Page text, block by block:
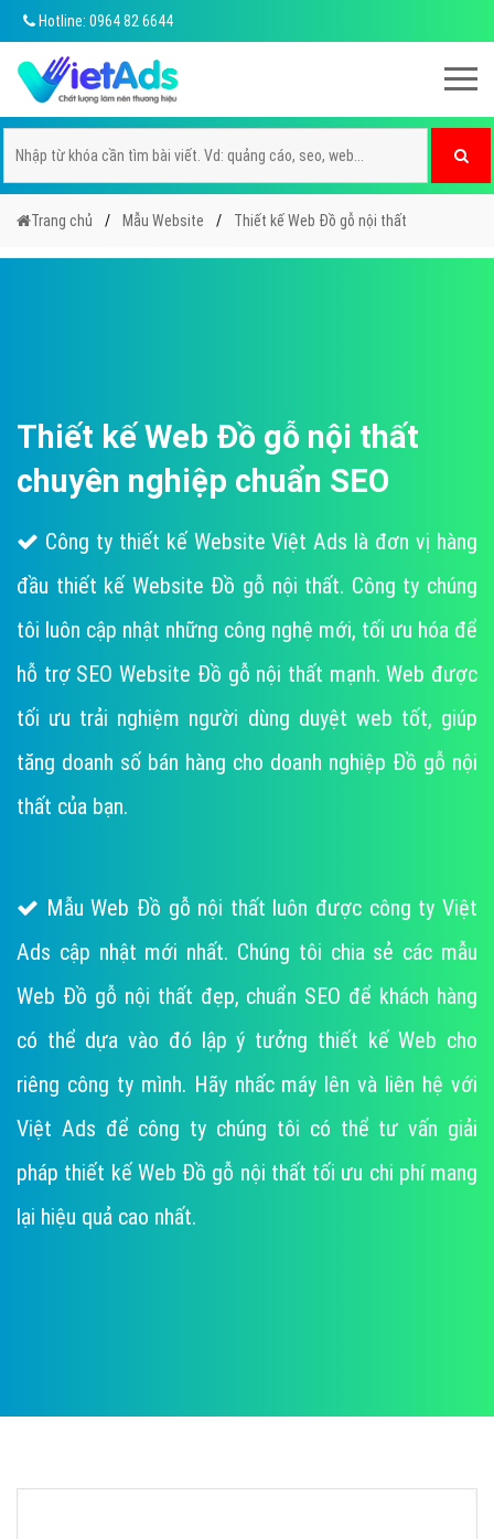
Hotline: 0964 82 6644
Trang chủ Mẫu Website Thiết kế Web Đồ gỗ nội thất
Thiết kế Web Đồ gỗ nội thất
chuyên nghiệp chuẩn SEO
Công ty thiết kế Website Việt Ads là đơn vị hàng
đầu thiết kế Website Đồ gỗ nội thất. Công ty chúng
tôi luôn cập nhật những công nghệ mới, tối ưu hóa để
hỗ trợ SEO Website Đồ gỗ nội thất mạnh. Web được
tối ưu trải nghiệm người dùng duyệt web tốt, giúp
tăng doanh số bán hàng cho doanh nghiệp Đồ gỗ nội
thất của bạn.
Mẫu Web Đồ gỗ nội thất luôn được công ty Việt
Ads cập nhật mới nhất. Chúng tôi chia sẻ các mẫu
Web Đồ gỗ nội thất đẹp, chuẩn SEO để khách hàng
có thể dựa vào đó lập ý tưởng thiết kế Web cho
riêng công ty mình. Hãy nhấc máy lên và liên hệ với
Việt Ads để công ty chúng tôi có thể tư vấn giải
pháp thiết kế Web Đồ gỗ nội thất tối ưu chi phí mang
lại hiệu quả cao nhất.